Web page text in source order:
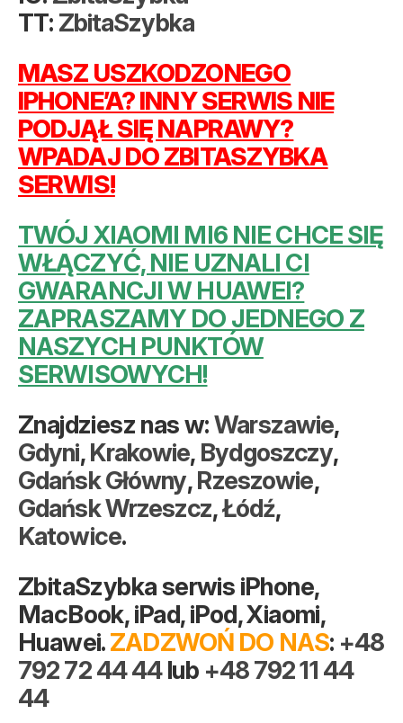
TT: ZbitaSzybka
MASZ USZKODZONEGO
IPHONE’A? INNY SERWIS NIE
PODJĄŁ SIĘ NAPRAWY?
WPADAJ DO ZBITASZYBKA
SERWIS!
TWÓJ XIAOMI MI6 NIE CHCE SIĘ
WŁĄCZYĆ, NIE UZNALI CI
GWARANCJI W HUAWEI?
ZAPRASZAMY DO JEDNEGO Z
NASZYCH PUNKTÓW
SERWISOWYCH!
Znajdziesz nas w:Warszawie,
Gdyni,Krakowie, Bydgoszczy,
Gdańsk Główny,Rzeszowie,
Gdańsk Wrzeszcz,Łódź,
Katowice.
ZbitaSzybka serwis iPhone,
MacBook, iPad, iPod, Xiaomi,
Huawei.ZADZWOŃ DO NAS: +48
792 72 44 44lub +48 792 11 44
44